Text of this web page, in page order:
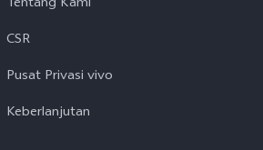
CSR
Pusat Privasi vivo
Keberlanjutan